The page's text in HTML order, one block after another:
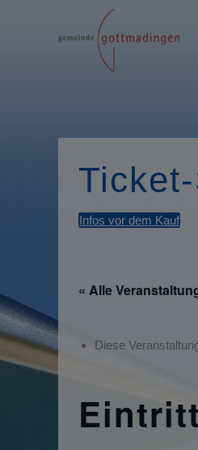
Infos vor dem Kauf
« Alle
Diese